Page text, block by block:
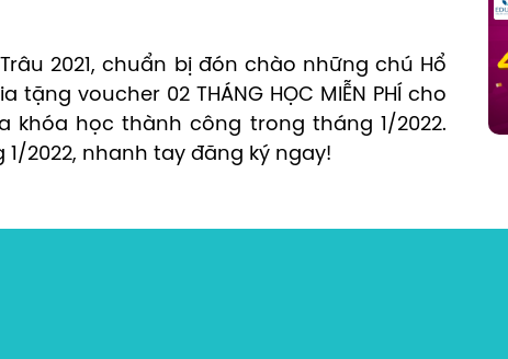
2021, chuẩn bị đón chào những chú Hổ
tặng voucher 02 THÁNG HỌC MIỄN PHÍ cho
khóa học thành công trong tháng 1/2022.
2022, nhanh tay đăng ký ngay!